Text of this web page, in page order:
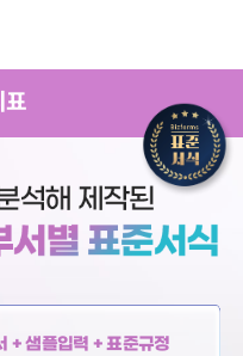
표
+ 샘플입력 + 표준규정